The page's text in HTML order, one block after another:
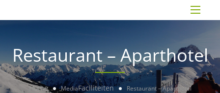
Restaurant – Aparthotel
Home MediaFaciliteiten Restaurant – Aparthotel